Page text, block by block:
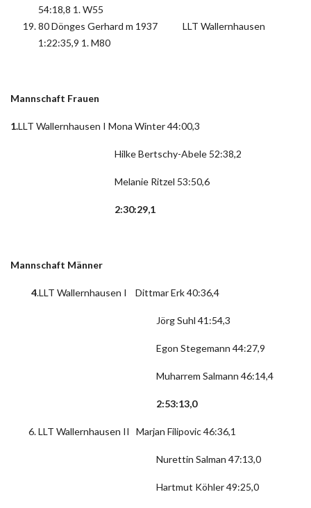
54:18,8 1. W55
80 Dönges Gerhard m 1937 LLT Wallernhausen
1:22:35,9 1. M80
Mannschaft Frauen
1.LLT Wallernhausen I Mona Winter 44:00,3
Hilke Bertschy-Abele 52:38,2
Melanie Ritzel 53:50,6
2:30:29,1
Mannschaft Männer
4.LLT Wallernhausen I Dittmar Erk 40:36,4
Jörg Suhl 41:54,3
Egon Stegemann 44:27,9
Muharrem Salmann 46:14,4
2:53:13,0
LLT Wallernhausen II Marjan Filipovic 46:36,1
Nurettin Salman 47:13,0
Hartmut Köhler 49:25,0